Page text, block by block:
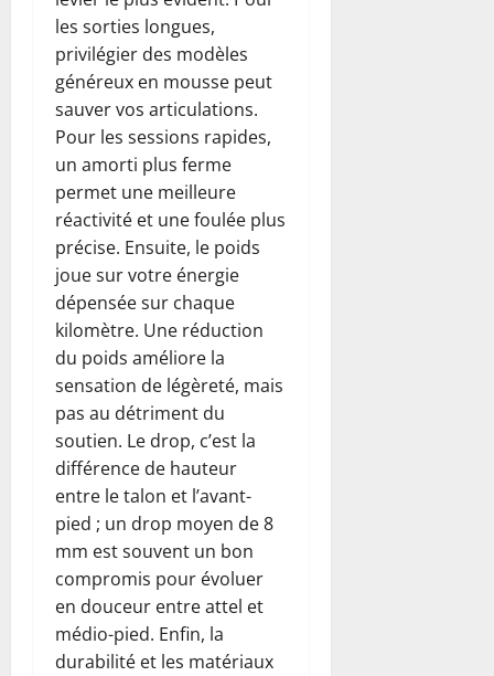
les sorties longues,
privilégier des modèles
généreux en mousse peut
sauver vos articulations.
Pour les sessions rapides,
un amorti plus ferme
permet une meilleure
réactivité et une foulée plus
précise. Ensuite, le poids
joue sur votre énergie
dépensée sur chaque
kilomètre. Une réduction
du poids améliore la
sensation de légèreté, mais
pas au détriment du
soutien. Le drop, c’est la
différence de hauteur
entre le talon et l’avant-
pied ; un drop moyen de 8
mm est souvent un bon
compromis pour évoluer
en douceur entre attel et
médio-pied. Enfin, la
durabilité et les matériaux